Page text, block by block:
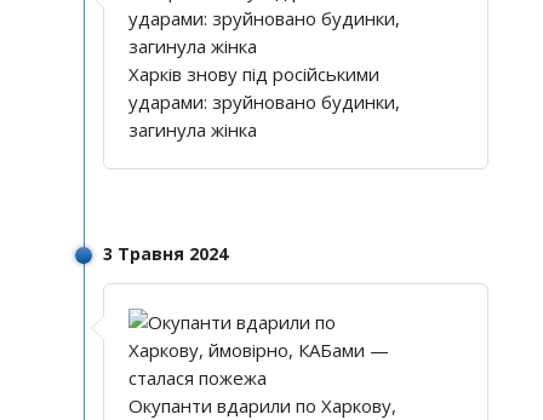
Харків знову під російськими
ударами: зруйновано будинки,
загинула жінка
3 Травня 2024
Окупанти вдарили по Харкову,